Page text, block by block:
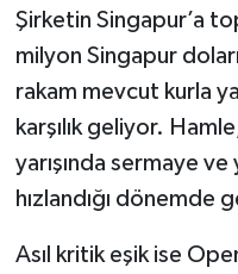
Şirketin Singapur’a
milyon Singapur
rakam mevcut kurla
karşılık geliyor.
yarışında sermaye
hızlandığı dönemde
Asıl kritik eşik ise